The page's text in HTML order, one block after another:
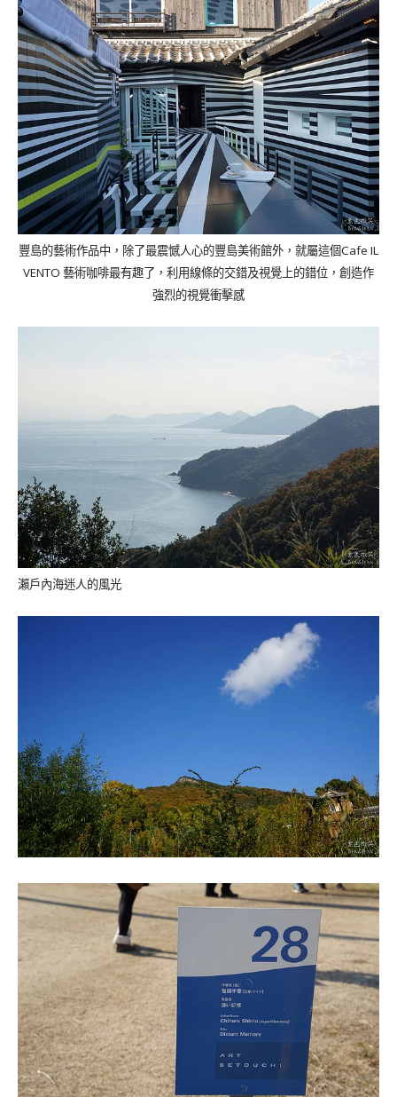
豐島的藝術作品中，除了最震憾人心的豐島美術館外，就屬這個Cafe IL
VENTO 藝術咖啡最有趣了，利用線條的交錯及視覺上的錯位，創造作
強烈的視覺衝擊感
瀨戶內海迷人的風光